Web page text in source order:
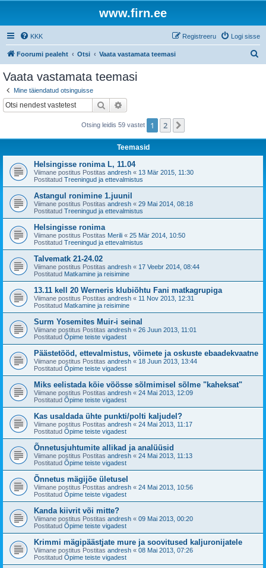
www.firn.ee
KKK Logi sisse
Registreeru
Foorumi pealeht Otsi Vaata vastamata teemasi
Vaata vastamata teemasi
Mine täiendatud otsinguisse
Otsi
Otsing leidis 59 vastet 1 2
Teemasid
Helsingisse ronima L, 11.04
Viimane postitus Postitas andresh « 13 Mär 2015, 11:30
Postitatud Treeningud ja ettevalmistus
Astangul ronimine 1.juunil
Viimane postitus Postitas andresh « 29 Mai 2014, 08:18
Postitatud Treeningud ja ettevalmistus
Helsingisse ronima
Viimane postitus Postitas Merili « 25 Mär 2014, 10:50
Postitatud Treeningud ja ettevalmistus
Talvematk 21-24.02
Viimane postitus Postitas andresh « 17 Veebr 2014, 08:44
Postitatud Matkamine ja reisimine
13.11 kell 20 Werneris klubiõhtu Fani matkagrupiga
Viimane postitus Postitas andresh « 11 Nov 2013, 12:31
Postitatud Matkamine ja reisimine
Surm Yosemites Muir-i seinal
Viimane postitus Postitas andresh « 26 Juun 2013, 11:01
Postitatud Õpime teiste vigadest
Päästetööd, ettevalmistus, võimete ja oskuste ebaadekvaatne
Viimane postitus Postitas andresh « 18 Juun 2013, 13:44
Postitatud Õpime teiste vigadest
Miks eelistada köie vöösse sõlmimisel sõlme "kaheksat"
Viimane postitus Postitas andresh « 24 Mai 2013, 12:09
Postitatud Õpime teiste vigadest
Kas usaldada ühte punkti/polti kaljudel?
Viimane postitus Postitas andresh « 24 Mai 2013, 11:17
Postitatud Õpime teiste vigadest
Õnnetusjuhtumite allikad ja analüüsid
Viimane postitus Postitas andresh « 24 Mai 2013, 11:13
Postitatud Õpime teiste vigadest
Õnnetus mägijõe ületusel
Viimane postitus Postitas andresh « 24 Mai 2013, 10:56
Postitatud Õpime teiste vigadest
Kanda kiivrit või mitte?
Viimane postitus Postitas andresh « 09 Mai 2013, 00:20
Postitatud Õpime teiste vigadest
Krimmi mägipäästjate mure ja soovitused kaljuronijatele
Viimane postitus Postitas andresh « 08 Mai 2013, 07:26
Postitatud Õpime teiste vigadest